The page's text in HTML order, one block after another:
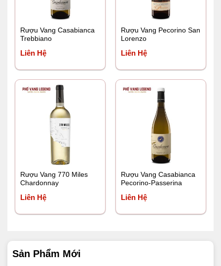
Sản Phẩm Mới
Rượu Vang Casabianca
Trebbiano
Liên Hệ
Rượu Vang Pecorino San
Lorenzo
Liên Hệ
Rượu Vang 770 Miles
Chardonnay
Liên Hệ
Rượu Vang Casabianca
Pecorino-Passerina
Liên Hệ